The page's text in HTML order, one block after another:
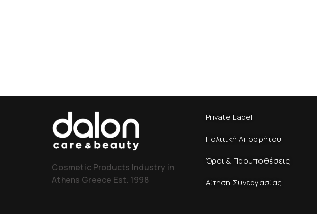
Cosmetic Products Industry in
Athens Greece Est. 1998
Private Label
Πολιτική Απορρήτου
Όροι & Προϋποθέσεις
Αίτηση Συνεργασίας